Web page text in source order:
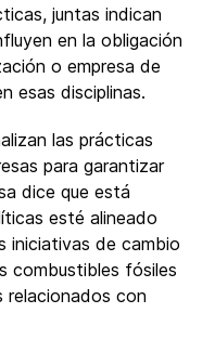
juntas indican
en la obligación
o empresa de
esas disciplinas.
las prácticas
para garantizar
dice que está
esté alineado
iniciativas de cambio
combustibles fósiles
relacionados con